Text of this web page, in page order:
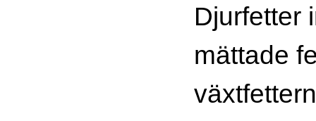
Djurfetter
mättade